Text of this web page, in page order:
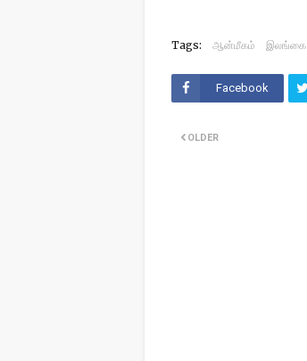
Tags: ஆன்மீகம் இலங்கை
Facebook
OLDER